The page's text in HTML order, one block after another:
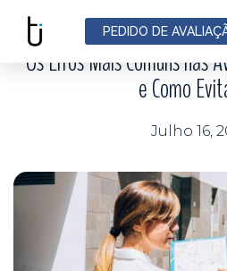
PEDIDO DE
NOTÍCIAS
Os Erros Mais Comuns nas
e Como
Julho 16,